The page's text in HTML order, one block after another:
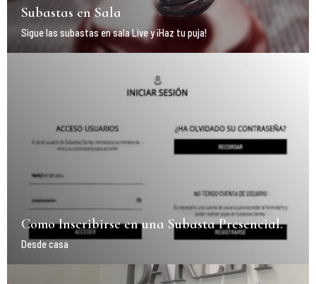
Subastas en Sala
Sigue las subastas en sala Live y ¡Haz tu puja!
Como Inscribirse en una Subasta Presencial.
Desde casa